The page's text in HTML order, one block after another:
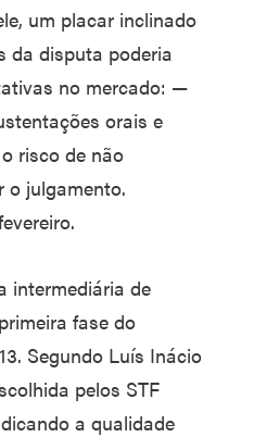
um placar inclinado
da disputa poderia
no mercado: —
orais e
risco de não
o julgamento.
intermediária de
fase do
Segundo Luís Inácio
pelos STF
a qualidade